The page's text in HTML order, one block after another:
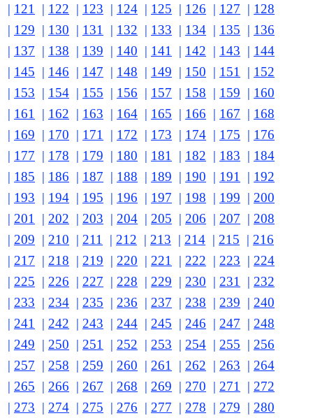
| 121 | 122 | 123 | 124 | 125 | 126 | 127 | 128
| 129 | 130 | 131 | 132 | 133 | 134 | 135 | 136
| 137 | 138 | 139 | 140 | 141 | 142 | 143 | 144
| 145 | 146 | 147 | 148 | 149 | 150 | 151 | 152
| 153 | 154 | 155 | 156 | 157 | 158 | 159 | 160
| 161 | 162 | 163 | 164 | 165 | 166 | 167 | 168
| 169 | 170 | 171 | 172 | 173 | 174 | 175 | 176
| 177 | 178 | 179 | 180 | 181 | 182 | 183 | 184
| 185 | 186 | 187 | 188 | 189 | 190 | 191 | 192
| 193 | 194 | 195 | 196 | 197 | 198 | 199 | 200
| 201 | 202 | 203 | 204 | 205 | 206 | 207 | 208
| 209 | 210 | 211 | 212 | 213 | 214 | 215 | 216
| 217 | 218 | 219 | 220 | 221 | 222 | 223 | 224
| 225 | 226 | 227 | 228 | 229 | 230 | 231 | 232
| 233 | 234 | 235 | 236 | 237 | 238 | 239 | 240
| 241 | 242 | 243 | 244 | 245 | 246 | 247 | 248
| 249 | 250 | 251 | 252 | 253 | 254 | 255 | 256
| 257 | 258 | 259 | 260 | 261 | 262 | 263 | 264
| 265 | 266 | 267 | 268 | 269 | 270 | 271 | 272
| 273 | 274 | 275 | 276 | 277 | 278 | 279 | 280